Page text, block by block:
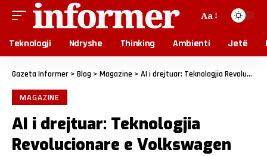
Aa
Teknologji Ndryshe Thinking Ambienti Jetë
Gazeta Informer > Blog > Magazine > AI i drejtuar: Teknologjia Revolucionare e Volkswagen
MAGAZINE
AI i drejtuar: Teknologjia
Revolucionare e Volkswagen